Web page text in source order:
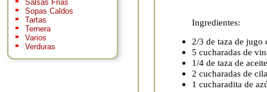
Salsas Frias
Sopas Caldos
Tartas
Ternera
Varios
Verduras
Ingredientes:
2/3 de taza de jugo
5 cucharadas de
1/4 de taza de
2 cucharadas de
1 cucharadita de